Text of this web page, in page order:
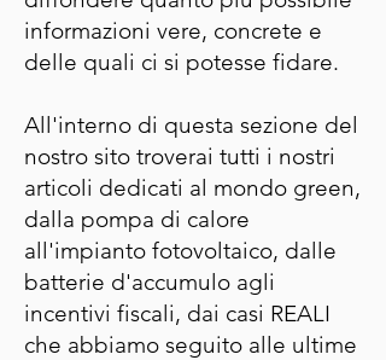
informazioni vere, concrete e
delle quali ci si potesse fidare.
All'interno di questa sezione del
nostro sito troverai tutti i nostri
articoli dedicati al mondo green,
dalla pompa di calore
all'impianto fotovoltaico, dalle
batterie d'accumulo agli
incentivi fiscali, dai casi REALI
che abbiamo seguito alle ultime